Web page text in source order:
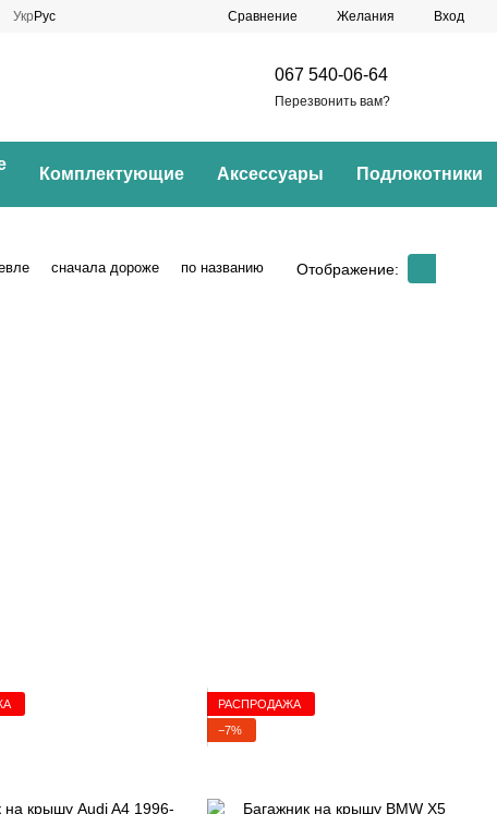
Укр Рус Сравнение Желания Вход
067 540-06-64
Перезвонить вам?
Комплектующие Аксессуары Подлокотники
сначала дороже по названию Отображение:
РАСПРОДАЖА
−7%